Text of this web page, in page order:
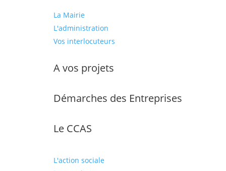
La Mairie
L'administration
Vos interlocuteurs
A vos projets
Démarches des Entreprises
Le CCAS
L'action sociale